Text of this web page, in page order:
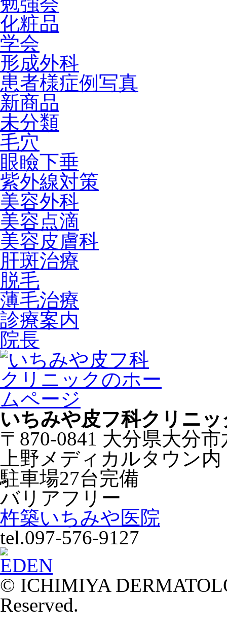
化粧品
学会
形成外科
患者様症例写真
新商品
未分類
毛穴
眼瞼下垂
紫外線対策
美容外科
美容点滴
美容皮膚科
肝斑治療
脱毛
薄毛治療
診療案内
院長
いちみや皮フ科クリニッ
〒870-0841 大分県大分
上野メディカルタウン内
駐車場27台完備
バリアフリー
杵築いちみや医院
tel.097-576-9127
© ICHIMIYA
Reserved.